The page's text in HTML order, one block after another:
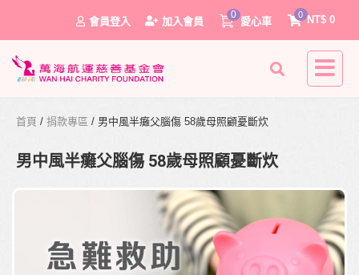
會員登入 加入會員
0
愛心車
0
NT$ 0
0
首頁 / 捐款專區 / 男中風半癱父腦傷 58歲母照顧憂斷炊
男中風半癱父腦傷 58歲母照顧憂斷炊